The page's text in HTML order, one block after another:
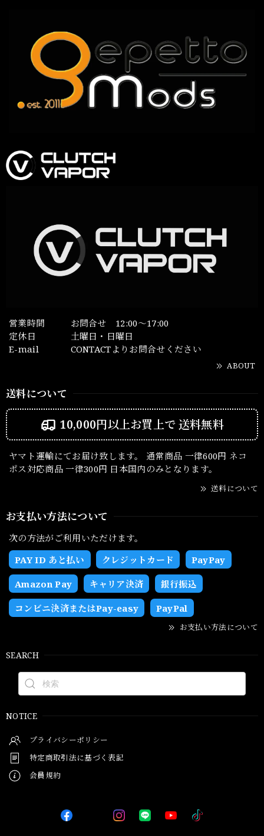
営業時間
お問合せ 12:00～17:00
定休日
土曜日・日曜日
E-mail
CONTACTよりお問合せください
ABOUT
送料について
10,000円以上お買上で送料無料
ヤマト運輸にてお届け致します。 通常商品 一律600円 ネコ
ポス対応商品 一律300円 日本国内のみとなります。
送料について
お支払い方法について
次の方法がご利用いただけます。
PAY ID あと払い
クレジットカード PayPay
Amazon Pay キャリア決済 銀行振込
コンビニ決済またはPay-easy PayPal
お支払い方法について
SEARCH
NOTICE
プライバシーポリシー
特定商取引法に基づく表記
会員規約